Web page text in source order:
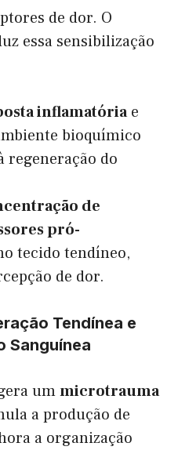
de dor. O
essa sensibilização
inflamatóriae
bioquímico
regeneração do
de
pró-
tecido tendíneo,
de dor.
Tendínea e
Sanguínea
ummicrotrauma
a produção de
a organização